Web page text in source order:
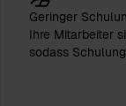
Geringer
Ihre Mitarbeiter
sodass